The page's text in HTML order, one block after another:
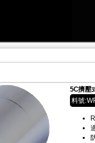
5C擠壓
料號